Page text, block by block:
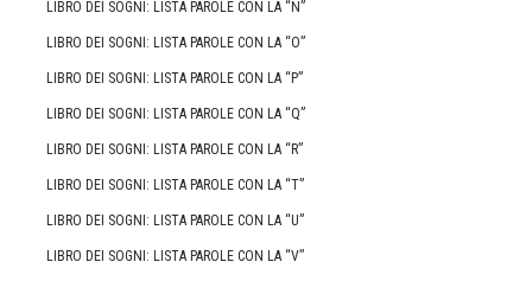
LIBRO DEI SOGNI: LISTA PAROLE CON LA “N”
LIBRO DEI SOGNI: LISTA PAROLE CON LA “O”
LIBRO DEI SOGNI: LISTA PAROLE CON LA “P”
LIBRO DEI SOGNI: LISTA PAROLE CON LA “Q”
LIBRO DEI SOGNI: LISTA PAROLE CON LA “R”
LIBRO DEI SOGNI: LISTA PAROLE CON LA “T”
LIBRO DEI SOGNI: LISTA PAROLE CON LA “U”
LIBRO DEI SOGNI: LISTA PAROLE CON LA “V”